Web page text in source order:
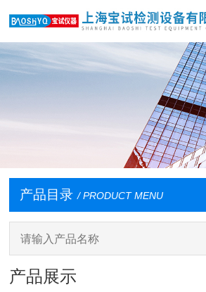
产品目录 / PRODUCT MENU
产品展示